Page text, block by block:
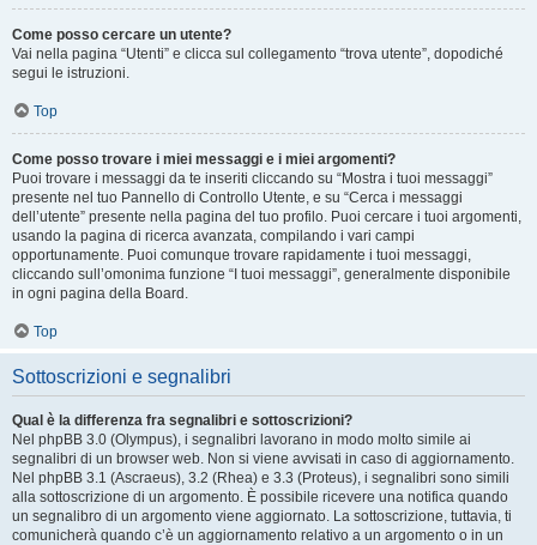
Come posso cercare un utente?
Vai nella pagina “Utenti” e clicca sul collegamento “trova utente”, dopodiché
segui le istruzioni.
Top
Come posso trovare i miei messaggi e i miei argomenti?
Puoi trovare i messaggi da te inseriti cliccando su “Mostra i tuoi messaggi”
presente nel tuo Pannello di Controllo Utente, e su “Cerca i messaggi
dell’utente” presente nella pagina del tuo profilo. Puoi cercare i tuoi argomenti,
usando la pagina di ricerca avanzata, compilando i vari campi
opportunamente. Puoi comunque trovare rapidamente i tuoi messaggi,
cliccando sull’omonima funzione “I tuoi messaggi”, generalmente disponibile
in ogni pagina della Board.
Top
Sottoscrizioni e segnalibri
Qual è la differenza fra segnalibri e sottoscrizioni?
Nel phpBB 3.0 (Olympus), i segnalibri lavorano in modo molto simile ai
segnalibri di un browser web. Non si viene avvisati in caso di aggiornamento.
Nel phpBB 3.1 (Ascraeus), 3.2 (Rhea) e 3.3 (Proteus), i segnalibri sono simili
alla sottoscrizione di un argomento. È possibile ricevere una notifica quando
un segnalibro di un argomento viene aggiornato. La sottoscrizione, tuttavia, ti
comunicherà quando c’è un aggiornamento relativo a un argomento o in un